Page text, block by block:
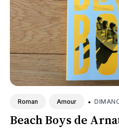
Roman Amour •
Beach Boys de